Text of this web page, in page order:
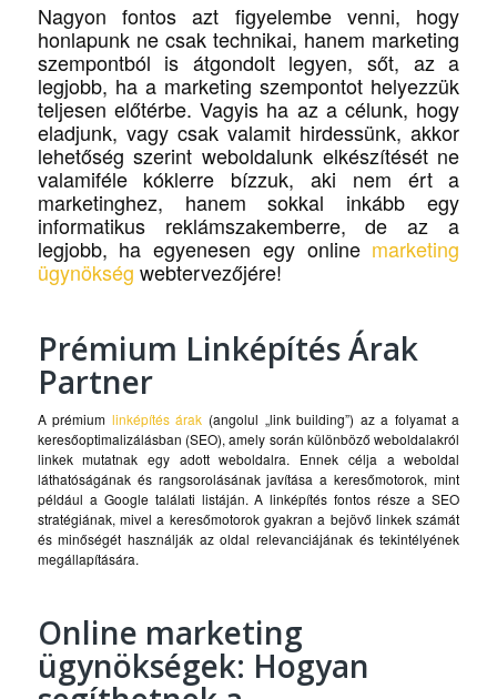
Nagyon fontos azt figyelembe venni, hogy
honlapunk ne csak technikai, hanem marketing
szempontból is átgondolt legyen, sőt, az a
legjobb, ha a marketing szempontot helyezzük
teljesen előtérbe. Vagyis ha az a célunk, hogy
eladjunk, vagy csak valamit hirdessünk, akkor
lehetőség szerint weboldalunk elkészítését ne
valamiféle kóklerre bízzuk, aki nem ért a
marketinghez, hanem sokkal inkább egy
informatikus reklámszakemberre, de az a
legjobb, ha egyenesen egy online marketing
ügynökség webtervezőjére!
Prémium Linképítés Árak
Partner
A prémium linképítés árak (angolul „link building”) az a folyamat a
keresőoptimalizálásban (SEO), amely során különböző weboldalakról
linkek mutatnak egy adott weboldalra. Ennek célja a weboldal
láthatóságának és rangsorolásának javítása a keresőmotorok, mint
például a Google találati listáján. A linképítés fontos része a SEO
stratégiának, mivel a keresőmotorok gyakran a bejövő linkek számát
és minőségét használják az oldal relevanciájának és tekintélyének
megállapítására.
Online marketing
ügynökségek: Hogyan